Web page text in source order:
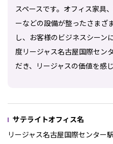
スペースです。オフィス家具
ーなどの設備が整ったさまざ
し、お客様のビジネスシーン
度リージャス名古屋国際セン
だき、リージャスの価値を感
サテライトオフィス名
リージャス名古屋国際センター